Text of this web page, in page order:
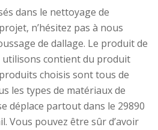
dans le nettoyage de
n’hésitez pas à nous
de dallage. Le produit de
utilisons contient du produit
choisis sont tous de
les types de matériaux de
déplace partout dans le 29890
Vous pouvez être sûr d’avoir